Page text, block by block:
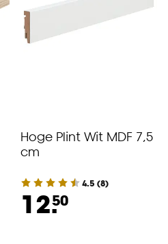
Hoge Plint Wit MDF 7,5
cm
4.5 (8)
12.50